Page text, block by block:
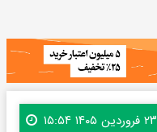
۲۳ فروردین ۱۴۰۵ ۱۵:۵۴